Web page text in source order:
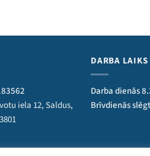
iela 12, Saldus,
DARBA LAIKS
Darba dienās
Brīvdienās